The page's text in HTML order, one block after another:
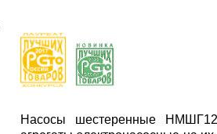
Насосы шестеренные